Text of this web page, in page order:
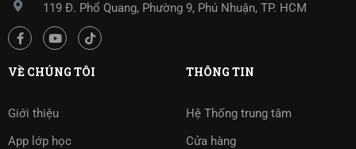
119 Đ. Phổ Quang, Phường 9, Phú Nhuận, TP. HCM
VỀ CHÚNG TÔI
Giới thiệu
App lớp học
THÔNG TIN
Hệ Thống trung tâm
Cửa hàng